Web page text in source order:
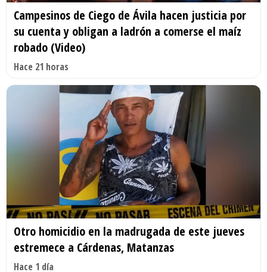
Campesinos de Ciego de Ávila hacen justicia por
su cuenta y obligan a ladrón a comerse el maíz
robado (Video)
Hace 21 horas
Otro homicidio en la madrugada de este jueves
estremece a Cárdenas, Matanzas
Hace 1 día